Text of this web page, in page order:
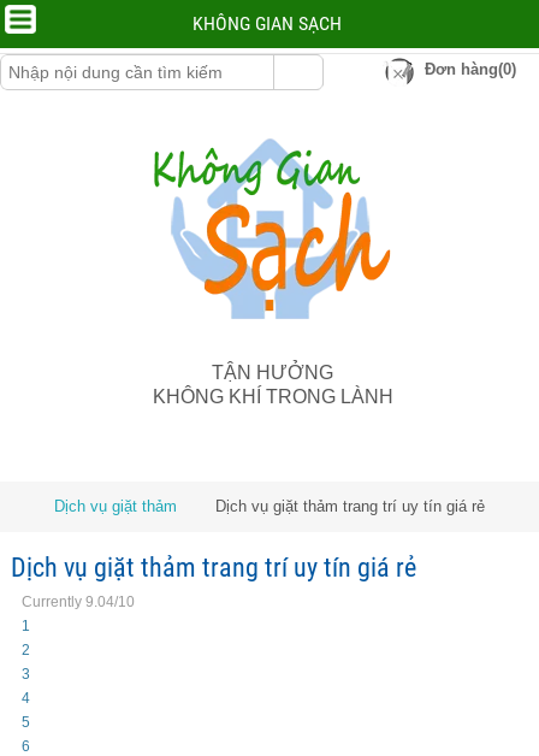
KHÔNG GIAN SẠCH
Đơn hàng(0)
TẬN HƯỞNG
KHÔNG KHÍ TRONG LÀNH
Dịch vụ giặt thảm Dịch vụ giặt thảm trang trí uy tín giá rẻ
Dịch vụ giặt thảm trang trí uy tín giá rẻ
Currently 9.04/10
1
2
3
4
5
6